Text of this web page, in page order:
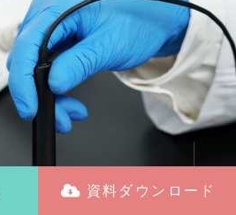
資料ダウンロード